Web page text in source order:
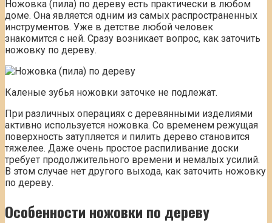
Ножовка (пила) по дереву есть практически в любом
доме. Она является одним из самых распространенных
инструментов. Уже в детстве любой человек
знакомится с ней. Сразу возникает вопрос, как заточить
ножовку по дереву.
Каленые зубья ножовки заточке не подлежат.
При различных операциях с деревянными изделиями
активно используется ножовка. Со временем режущая
поверхность затупляется и пилить дерево становится
тяжелее. Даже очень простое распиливание доски
требует продолжительного времени и немалых усилий.
В этом случае нет другого выхода, как заточить ножовку
по дереву.
Особенности ножовки по дереву